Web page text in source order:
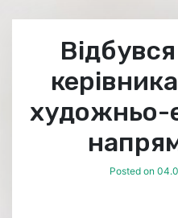
художньо-
Posted on